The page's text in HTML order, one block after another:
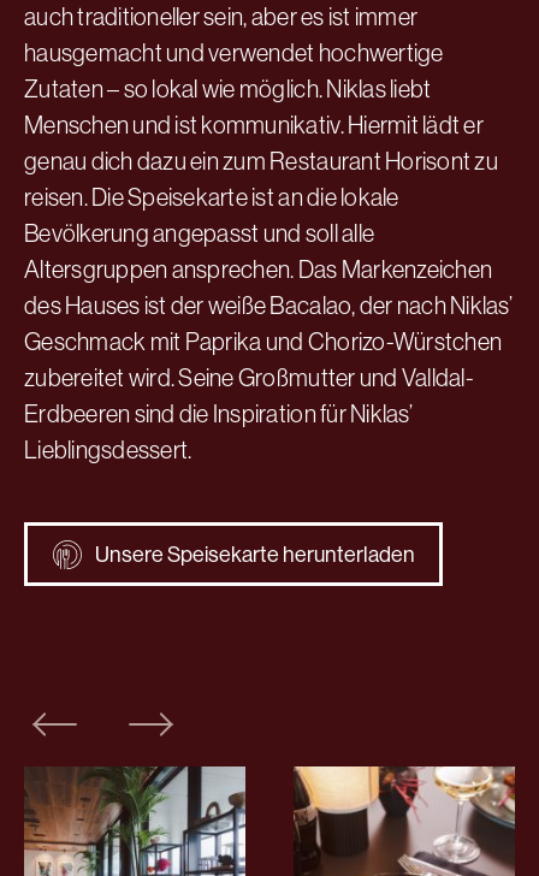
auch traditioneller sein, aber es ist immer
hausgemacht und verwendet hochwertige
Zutaten – so lokal wie möglich. Niklas liebt
Menschen und ist kommunikativ. Hiermit lädt er
genau dich dazu ein zum Restaurant Horisont zu
reisen. Die Speisekarte ist an die lokale
Bevölkerung angepasst und soll alle
Altersgruppen ansprechen. Das Markenzeichen
des Hauses ist der weiße Bacalao, der nach Niklas’
Geschmack mit Paprika und Chorizo-Würstchen
zubereitet wird. Seine Großmutter und Valldal-
Erdbeeren sind die Inspiration für Niklas’
Lieblingsdessert.
Unsere Speisekarte herunterladen